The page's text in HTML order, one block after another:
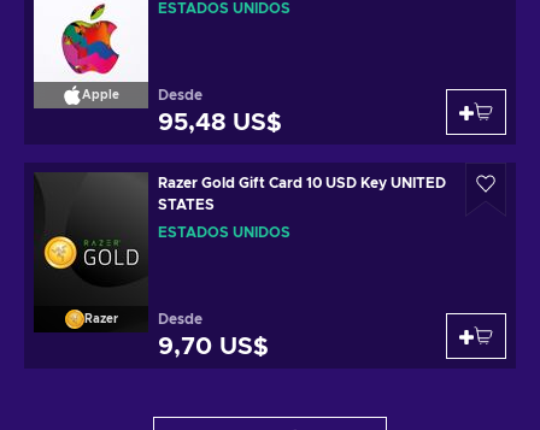
Apple
ESTADOS UNIDOS
Desde
95,48 US$
Razer
Razer Gold Gift Card 10 USD Key UNITED
STATES
ESTADOS UNIDOS
Desde
9,70 US$